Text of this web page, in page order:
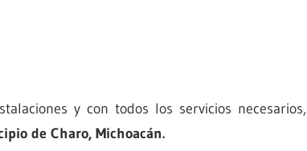
y con todos los servicios necesarios,
de Charo, Michoacán.